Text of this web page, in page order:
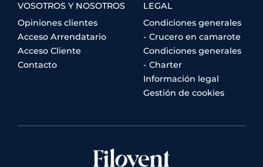
VOSOTROS Y NOSOTROS
Opiniones clientes
Acceso Arrendatario
Acceso Cliente
Contacto
LEGAL
Condiciones generales
- Crucero en camarote
Condiciones generales
- Charter
Información legal
Gestión de cookies